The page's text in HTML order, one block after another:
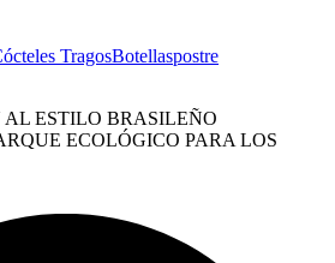
TragosBotellaspostre
ESTILO BRASILEÑO
ECOLÓGICO PARA LOS